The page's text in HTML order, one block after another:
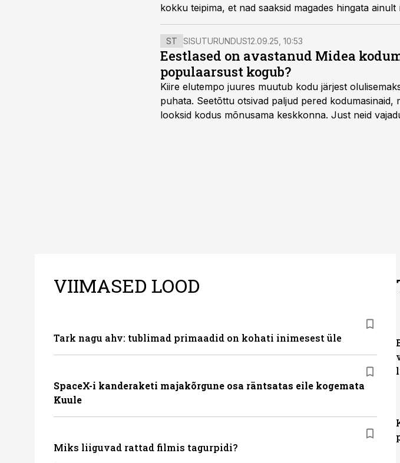
kokku teipima, et nad saaksid magades hingata
ST SISUTURUNDUS12.09.25, 10:53
Eestlased on avastanud Midea
populaarsust kogub?
Kiire elutempo juures muutub kodu järjest
puhata. Seetõttu otsivad paljud pered kodumasinaid,
looksid kodus mõnusama keskkonna. Just neid
VIIMASED LOOD
Tark nagu ahv: tublimad primaadid on kohati inimesest üle
SpaceX-i kanderaketi majakõrgune osa räntsatas eile kogemata
Kuule
Miks liiguvad rattad filmis tagurpidi?